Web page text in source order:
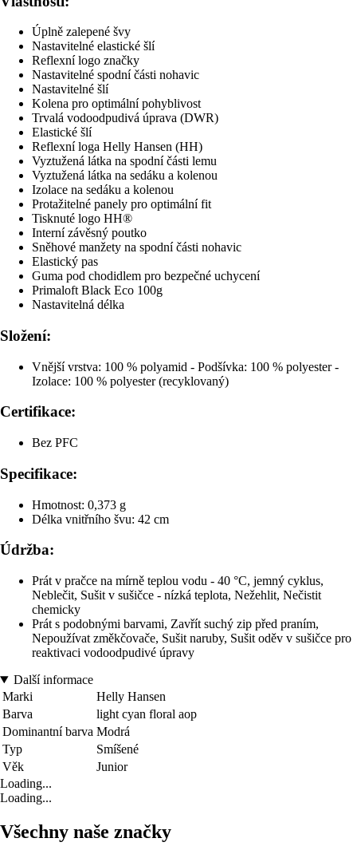
Úplně zalepené švy
Nastavitelné elastické šlí
Reflexní logo značky
Nastavitelné spodní části nohavic
Nastavitelné šlí
Kolena pro optimální pohyblivost
Trvalá vodoodpudivá úprava (DWR)
Elastické šlí
Reflexní loga Helly Hansen (HH)
Vyztužená látka na spodní části lemu
Vyztužená látka na sedáku a kolenou
Izolace na sedáku a kolenou
Protažitelné panely pro optimální fit
Tisknuté logo HH®
Interní závěsný poutko
Sněhové manžety na spodní části nohavic
Elastický pas
Guma pod chodidlem pro bezpečné uchycení
Primaloft Black Eco 100g
Nastavitelná délka
Složení:
Vnější vrstva: 100 % polyamid - Podšívka: 100 % polyester -
Izolace: 100 % polyester (recyklovaný)
Certifikace:
Bez PFC
Specifikace:
Hmotnost: 0,373 g
Délka vnitřního švu: 42 cm
Údržba:
Prát v pračce na mírně teplou vodu - 40 °C, jemný cyklus,
Neblečit, Sušit v sušičce - nízká teplota, Nežehlit, Nečistit
chemicky
Prát s podobnými barvami, Zavřít suchý zip před praním,
Nepoužívat změkčovače, Sušit naruby, Sušit oděv v sušičce pro
reaktivaci vodoodpudivé úpravy
Další informace
Marki
Helly Hansen
Barva
light cyan floral aop
Dominantní barva Modrá
Typ
Smíšené
Věk
Junior
Loading...
Loading...
Všechny naše značky